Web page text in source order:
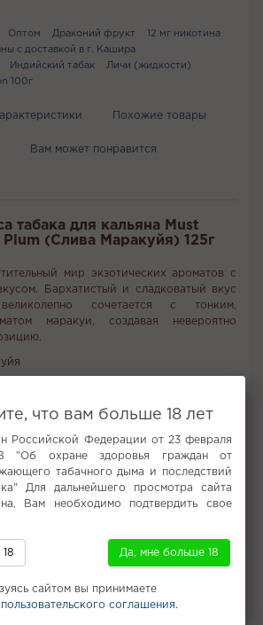
Оптом Драконий фрукт
12 мг никотина
с доставкой в г. Кашира
Индийский табак
Личи (жидкости)
100г
Похожие товары
Вам может понравится
табака для кальяна Must
Plum (Слива Маракуйя) 125г
мир экзотических ароматов с
Бархатистый и сладковатый вкус
сочетается с тонким,
маракуи, создавая невероятно
купить
что вам больше 18 лет
Российской Федерации от 23 февраля
"Об охране здоровья граждан от
табачного дыма и последствий
Для дальнейшего просмотра сайта
Вам необходимо подтвердить свое
Да, мне больше 18
сайтом вы принимаете
соглашения.